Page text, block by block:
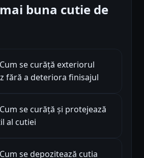
mai buna cutie de
Cum se curăţă exteriorul
fără a deteriora finisajul
Cum se curăţă şi protejează
al cutiei
Cum se depozitează cutia